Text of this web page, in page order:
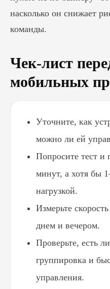
насколько он снижает
команды.
Чек-лист
мобильных
Уточните, как
можно ли ей
Попросите тест и
минут, а хотя бы
нагрузкой.
Измерьте
днем и вечером.
Проверьте, есть
группировка и
управления.
Похожиестатьи